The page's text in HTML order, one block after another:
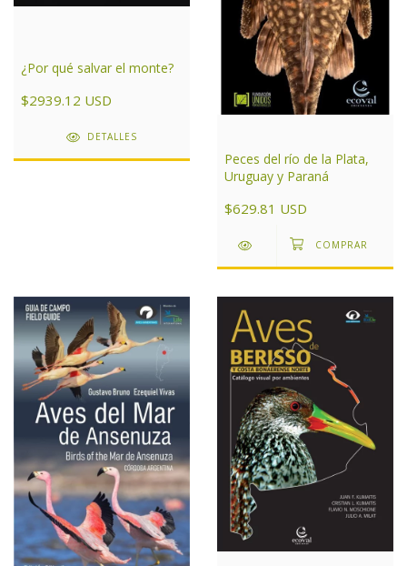
¿Por qué salvar el monte?
$2939.12 USD
DETALLES
Peces del río de la Plata,
Uruguay y Paraná
$629.81 USD